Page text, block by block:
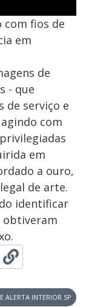
com fios de
em
de
- que
de serviço e
com
em
a ouro,
de arte.
identificar
obtiveram
ALERTA INTERIOR SP